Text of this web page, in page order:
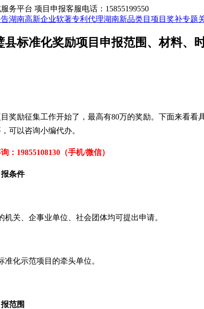
务平台 项目申报客服电话：15855199550
湖南高新企业软著专利代理湖南新品类目 项目奖补专题
县标准化奖励项目申报范围、材料、
奖励征集工作开始了，最高有80万的奖励。下面来看
可以咨询小编代办。
：19855108130（手机/微信）
条件
关、企事业单位、社会团体均可提出申请。
化示范项目的牵头单位。
范围